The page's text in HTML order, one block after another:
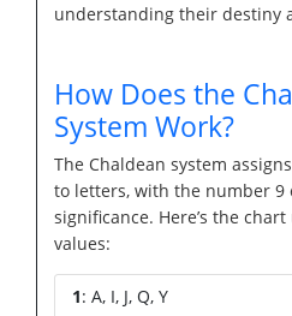
understanding their destiny
How Does the
System Work?
The Chaldean system
to letters, with the number 9
significance. Here’s the
values:
1: A, I, J, Q, Y